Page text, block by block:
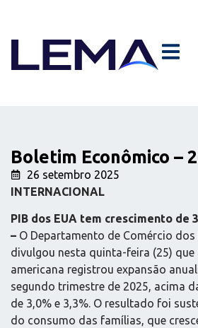
Boletim Econômico –
26 setembro 2025
INTERNACIONAL
PIB dos EUA tem crescimento de
– O Departamento de Comércio
divulgou nesta quinta-feira (25) que
americana registrou expansão
segundo trimestre de 2025, acima
de 3,0% e 3,3%. O resultado foi
do consumo das famílias, que